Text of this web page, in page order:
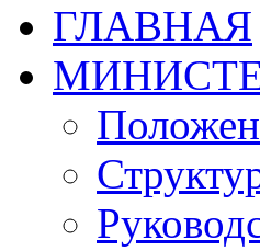
ГЛАВНАЯ